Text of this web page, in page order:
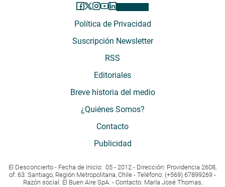
Política de Privacidad
Suscripción Newsletter
RSS
Editoriales
Breve historia del medio
¿Quiénes Somos?
Contacto
Publicidad
El Desconcierto - Fecha de Inicio: 05 - 2012 - Dirección: Providencia 2608,
of. 63. Santiago, Región Metropolitana, Chile - Teléfono: (+569) 67899269 -
Razón social: El Buen Aire SpA. - Contacto: María José Thomas,